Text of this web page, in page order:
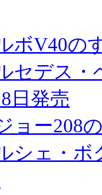
ボV40の
セデス
日発売
ョー208
シェ・ボ